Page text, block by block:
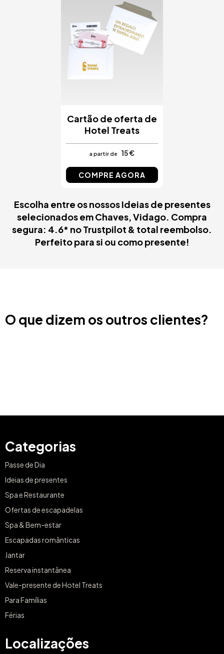
Cartão de oferta de
Hotel Treats
a partir de 15 €
COMPRE AGORA
Escolha entre os nossos Ideias de presentes
selecionados em Chaves, Vidago. Compra
segura: 4.6* no Trustpilot & total reembolso.
Perfeito para si ou como presente!
O que dizem os outros clientes?
Categorias
Passe de Dia
Ideias de presentes
Spa e Restaurante
Ofertas de escapadelas
Spa & Bem-estar
Escapadas românticas
Jantar
Reserva instantânea
Vale-presente de Hotel Treats
Para Famílias
Férias
Localizações